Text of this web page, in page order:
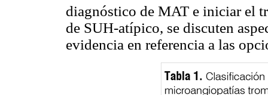
diagnóstico de MAT e iniciar el
de SUH-atípico, se discuten
evidencia en referencia a las